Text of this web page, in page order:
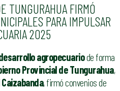
TUNGURAHUA FIRMÓ
PARA IMPULSAR
2025
agropecuariode forma
Provincial de Tungurahua,
, firmó convenios de